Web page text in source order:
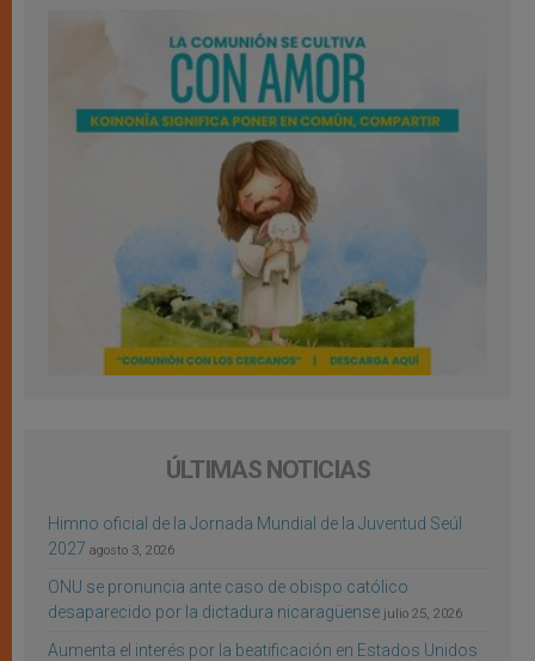
ÚLTIMAS NOTICIAS
Himno oficial de la Jornada Mundial de la Juventud Seúl
2027 agosto 3, 2026
ONU se pronuncia ante caso de obispo católico
desaparecido por la dictadura nicaragüense julio 25, 2026
Aumenta el interés por la beatificación en Estados Unidos